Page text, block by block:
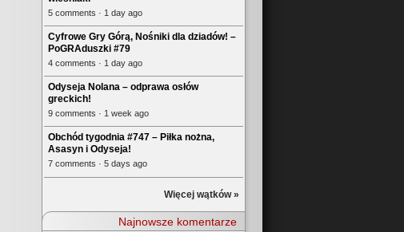
5 comments · 1 day ago
Cyfrowe Gry Górą, Nośniki dla dziadów! –
PoGRAduszki #79
4 comments · 1 day ago
Odyseja Nolana – odprawa osłów
greckich!
9 comments · 1 week ago
Obchód tygodnia #747 – Piłka nożna,
Asasyn i Odyseja!
7 comments · 5 days ago
Więcej wątków »
Najnowsze komentarze